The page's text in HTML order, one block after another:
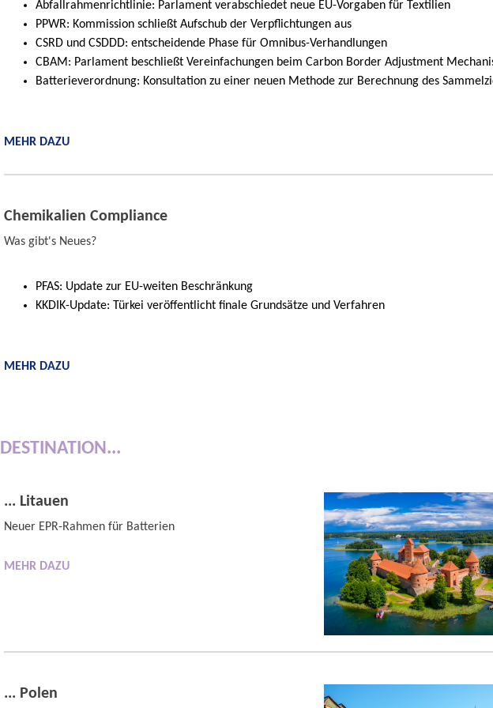
Abfallrahmenrichtlinie: Parlament verabschiedet neue EU-Vorgaben für Textilien
PPWR: Kommission schließt Aufschub der Verpflichtungen aus
CSRD und CSDDD: entscheidende Phase für Omnibus-Verhandlungen
CBAM: Parlament beschließt Vereinfachungen beim Carbon Border Adjustment
Batterieverordnung: Konsultation zu einer neuen Methode zur Berechnung des
MEHR DAZU
Chemikalien Compliance
Was gibt's Neues?
PFAS: Update zur EU-weiten Beschränkung
KKDIK-Update: Türkei veröffentlicht finale Grundsätze und Verfahren
MEHR DAZU
DESTINATION...
... Litauen
Neuer EPR-Rahmen für Batterien
MEHR DAZU
... Polen